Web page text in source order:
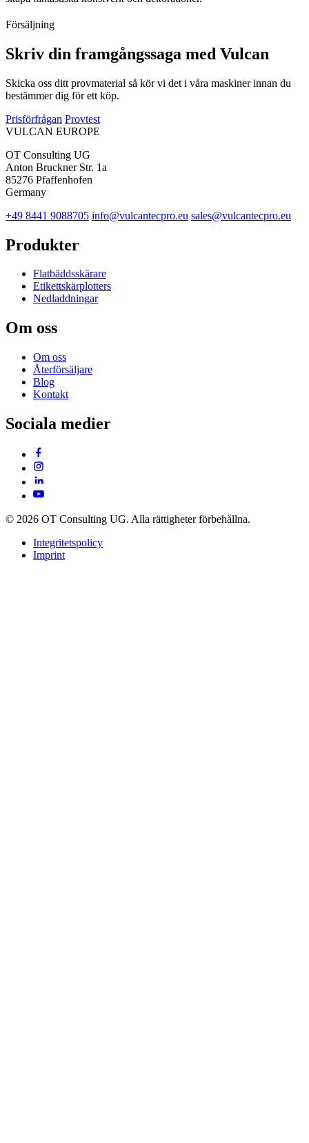
Försäljning
Skriv din framgångssaga med Vulcan
Skicka oss ditt provmaterial så kör vi det i våra maskiner innan du
bestämmer dig för ett köp.
Prisförfrågan Provtest
VULCAN EUROPE
OT Consulting UG
Anton Bruckner Str. 1a
85276 Pfaffenhofen
Germany
+49 8441 9088705 info@vulcantecpro.eu sales@vulcantecpro.eu
Produkter
Flatbäddsskärare
Etikettskärplotters
Nedladdningar
Om oss
Om oss
Återförsäljare
Blog
Kontakt
Sociala medier
© 2026 OT Consulting UG. Alla rättigheter förbehållna.
Integritetspolicy
Imprint